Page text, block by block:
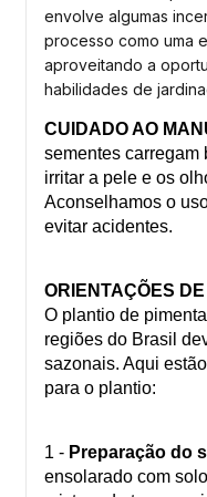
envolve algumas
processo como uma
aproveitando a
habilidades de
CUIDADO AO
sementes carregam
irritar a pele e os
Aconselhamos o
evitar acidentes.
ORIENTAÇÕES
O plantio de
regiões do Brasil
sazonais. Aqui
para o plantio:
1 - Preparação do
ensolarado com